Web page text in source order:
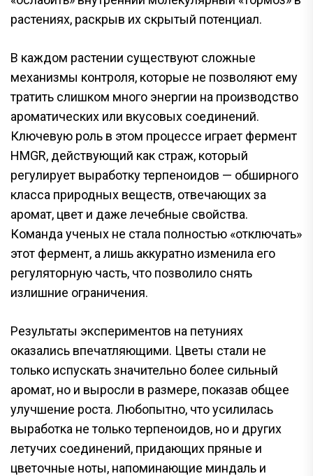
растениях, раскрыв их скрытый потенциал.
В каждом растении существуют сложные
механизмы контроля, которые не позволяют ему
тратить слишком много энергии на производство
ароматических или вкусовых соединений.
Ключевую роль в этом процессе играет фермент
HMGR, действующий как страж, который
регулирует выработку терпеноидов — обширного
класса природных веществ, отвечающих за
аромат, цвет и даже лечебные свойства.
Команда ученых не стала полностью «отключать»
этот фермент, а лишь аккуратно изменила его
регуляторную часть, что позволило снять
излишние ограничения.
Результаты экспериментов на петуниях
оказались впечатляющими. Цветы стали не
только испускать значительно более сильный
аромат, но и выросли в размере, показав общее
улучшение роста. Любопытно, что усилилась
выработка не только терпеноидов, но и других
летучих соединений, придающих пряные и
цветочные ноты, напоминающие миндаль и